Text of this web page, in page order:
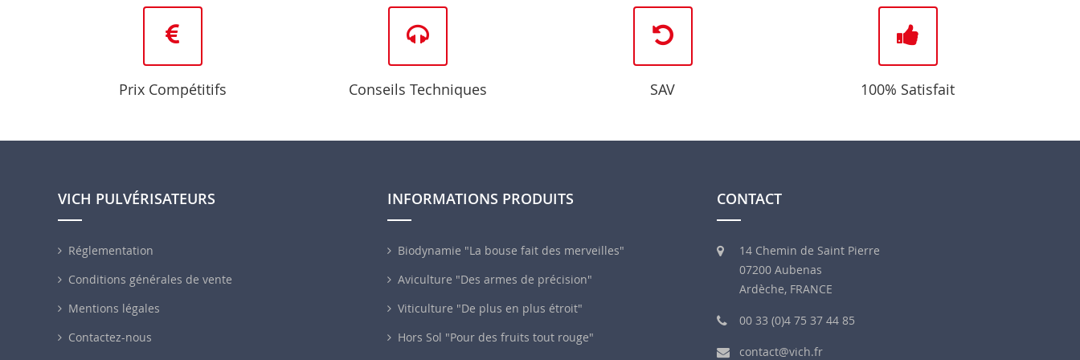
Prix Compétitifs Conseils Techniques SAV 100% Satisfait
VICH PULVÉRISATEURS
Réglementation
Conditions générales de vente
Mentions légales
Contactez-nous
INFORMATIONS PRODUITS
Biodynamie "La bouse fait des merveilles"
Aviculture "Des armes de précision"
Viticulture "De plus en plus étroit"
Hors Sol "Pour des fruits tout rouge"
CONTACT
14 Chemin de Saint Pierre
07200 Aubenas
Ardèche, FRANCE
00 33 (0)4 75 37 44 85
contact@vich.fr